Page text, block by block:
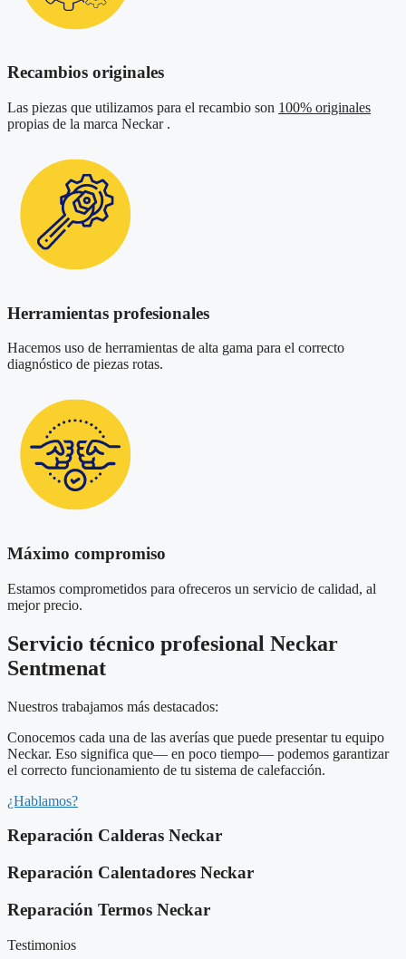
Recambios originales
Las piezas que utilizamos para el recambio son 100% originales
propias de la marca Neckar .
Herramientas profesionales
Hacemos uso de herramientas de alta gama para el correcto
diagnóstico de piezas rotas.
Máximo compromiso
Estamos comprometidos para ofreceros un servicio de calidad, al
mejor precio.
Servicio técnico profesional Neckar
Sentmenat
Nuestros trabajamos más destacados:
Conocemos cada una de las averías que puede presentar tu equipo
Neckar. Eso significa que— en poco tiempo— podemos garantizar
el correcto funcionamiento de tu sistema de calefacción.
¿Hablamos?
Reparación Calderas Neckar
Reparación Calentadores Neckar
Reparación Termos Neckar
Testimonios